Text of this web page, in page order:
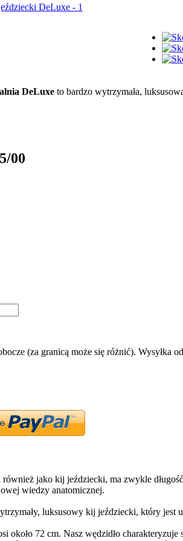
DeLuxe to bardzo wytrzymała,
00
(za granicą może się różnić). Wysyłka
również jako kij jeździecki, ma zwykle
wiedzy anatomicznej.
luksusowy kij jeździecki, który jest
około 72 cm. Nasz wędzidło